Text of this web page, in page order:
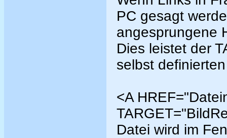
PC gesagt
angesprungene
Dies leistet der
selbst
<A
Datei wird im